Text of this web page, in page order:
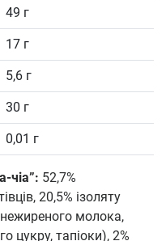
49 г
17 г
5,6 г
30 г
0,01 г
чіа”: 52,7%
20,5% ізоляту
молока,
цукру, тапіоки), 2%